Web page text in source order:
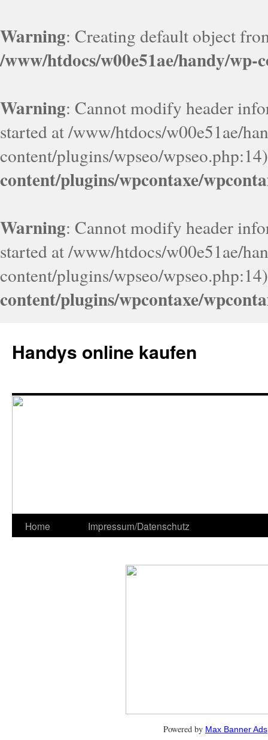
Warning: Creating default object
/www/htdocs/w00e51ae/handy/wp-
Warning: Cannot modify header
started at /www/htdocs/w00e51ae/
content/plugins/wpseo/
content/plugins/wpcontaxe/
Warning: Cannot modify header
started at /www/htdocs/w00e51ae/
content/plugins/wpseo/
content/plugins/wpcontaxe/
Handys online kaufen
Home Impressum/Datenschutz
Powered by Max Banner Ads